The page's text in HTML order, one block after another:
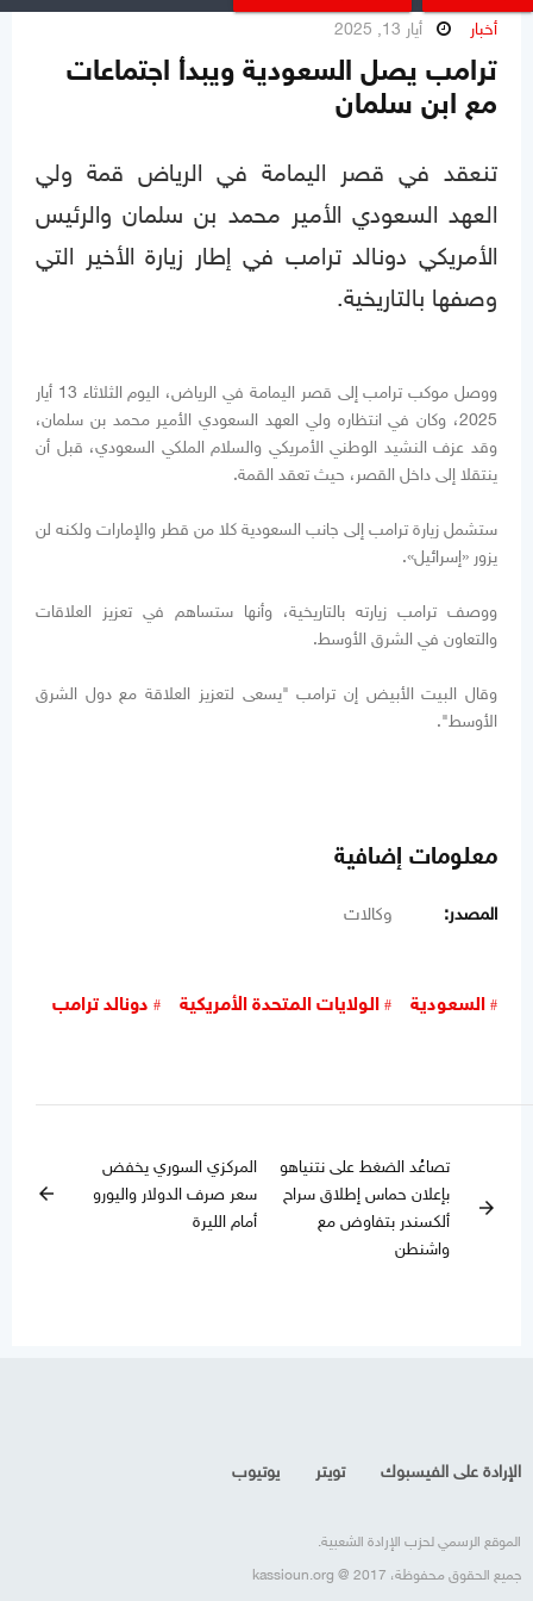
أخبار أيار 13, 2025
ترامب يصل السعودية ويبدأ اجتماعات
مع ابن سلمان
تنعقد في قصر اليمامة في الرياض قمة ولي
العهد السعودي الأمير محمد بن سلمان والرئيس
الأمريكي دونالد ترامب في إطار زيارة الأخير التي
وصفها بالتاريخية.
ووصل موكب ترامب إلى قصر اليمامة في الرياض، اليوم الثلاثاء 13 أيار
2025، وكان في انتظاره ولي العهد السعودي الأمير محمد بن سلمان،
وقد عزف النشيد الوطني الأمريكي والسلام الملكي السعودي، قبل أن
ينتقلا إلى داخل القصر، حيث تعقد القمة.
ستشمل زيارة ترامب إلى جانب السعودية كلا من قطر والإمارات ولكنه لن
يزور «إسرائيل».
ووصف ترامب زيارته بالتاريخية، وأنها ستساهم في تعزيز العلاقات
والتعاون في الشرق الأوسط.
وقال البيت الأبيض إن ترامب "يسعى لتعزيز العلاقة مع دول الشرق
الأوسط".
معلومات إضافية
المصدر: وكالات
السعودية الولايات المتحدة الأمريكية دونالد ترامب
arrow_forward
تصاعُد الضغط على نتنياهو
بإعلان حماس إطلاق سراح
ألكسندر بتفاوض مع
واشنطن
المركزي السوري يخفض
سعر صرف الدولار واليورو
أمام الليرة
arrow_back
الإرادة على الفيسبوك تويتر يوتيوب
الموقع الرسمي لحزب الإرادة الشعبية.
جميع الحقوق محفوظة، kassioun.org @ 2017